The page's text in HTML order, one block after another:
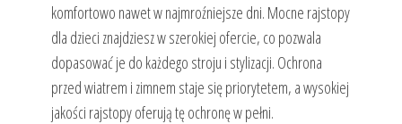
komfortowo nawet w najmroźniejsze dni. Mocne rajstopy
dla dzieci znajdziesz w szerokiej ofercie, co pozwala
dopasować je do każdego stroju i stylizacji. Ochrona
przed wiatrem i zimnem staje się priorytetem, a wysokiej
jakości rajstopy oferują tę ochronę w pełni.